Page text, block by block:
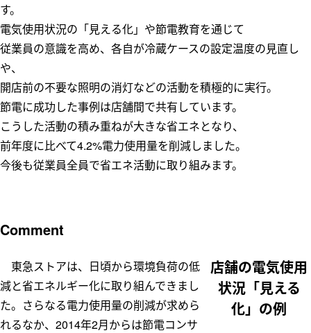
す。
電気使用状況の「見える化」や節電教育を通じて
従業員の意識を高め、各自が冷蔵ケースの設定温度の見直し
や、
開店前の不要な照明の消灯などの活動を積極的に実行。
節電に成功した事例は店舗間で共有しています。
こうした活動の積み重ねが大きな省エネとなり、
前年度に比べて4.2%電力使用量を削減しました。
今後も従業員全員で省エネ活動に取り組みます。
Comment
東急ストアは、日頃から環境負荷の低
減と省エネルギー化に取り組んできまし
た。さらなる電力使用量の削減が求めら
れるなか、2014年2月からは節電コンサ
店舗の電気使用
状況「見える
化」の例